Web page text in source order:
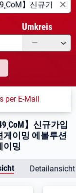
Umkreis
—
】신규가입
이밍 에볼루션
이밍
per E-Mail
Detailansicht